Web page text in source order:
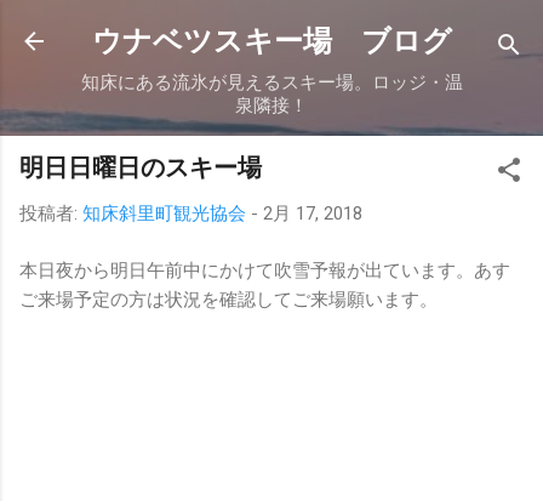
スキップしてメイン コンテンツに移動
ウナベツスキー場 ブログ
知床にある流氷が見えるスキー場。ロッジ・温
泉隣接！
明日日曜日のスキー場
投稿者: 知床斜里町観光協会 - 2月 17, 2018
本日夜から明日午前中にかけて吹雪予報が出ています。あす
ご来場予定の方は状況を確認してご来場願います。